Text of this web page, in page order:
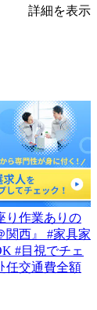
詳細を表示